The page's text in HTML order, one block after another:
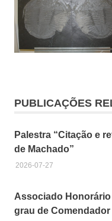
PUBLICAÇÕES
Palestra “Citação e
de Machado”
2026-07-27
Associado
grau de